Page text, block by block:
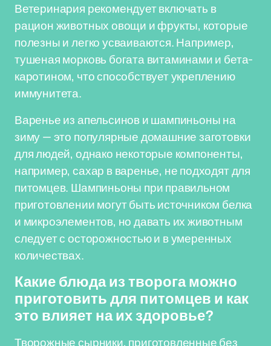
Ветеринария рекомендует включать в
рацион животных овощи и фрукты, которые
полезны и легко усваиваются. Например,
тушеная морковь богата витаминами и бета-
каротином, что способствует укреплению
иммунитета.
Варенье из апельсинов и шампиньоны на
зиму — это популярные домашние заготовки
для людей, однако некоторые компоненты,
например, сахар в варенье, не подходят для
питомцев. Шампиньоны при правильном
приготовлении могут быть источником белка
и микроэлементов, но давать их животным
следует с осторожностью и в умеренных
количествах.
Какие блюда из творога можно
приготовить для питомцев и как
это влияет на их здоровье?
Творожные сырники, приготовленные без